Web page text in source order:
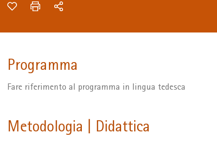
Programma
Fare riferimento al programma in lingua tedesca
Metodologia | Didattica